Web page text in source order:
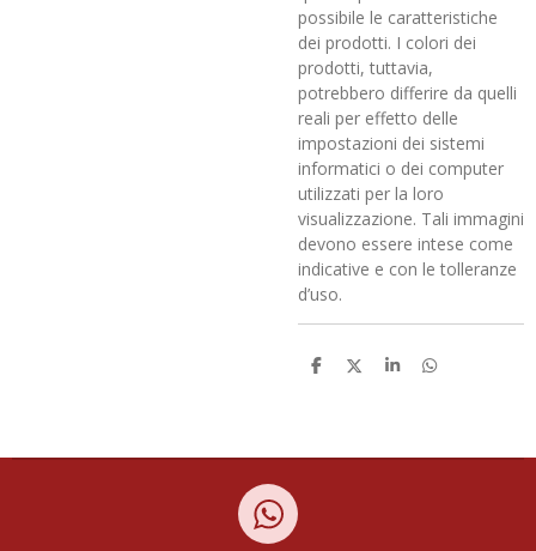
possibile le caratteristiche
dei prodotti. I colori dei
prodotti, tuttavia,
potrebbero differire da quelli
reali per effetto delle
impostazioni dei sistemi
informatici o dei computer
utilizzati per la loro
visualizzazione. Tali immagini
devono essere intese come
indicative e con le tolleranze
d’uso.
C
v
C
v
C
v
C
v